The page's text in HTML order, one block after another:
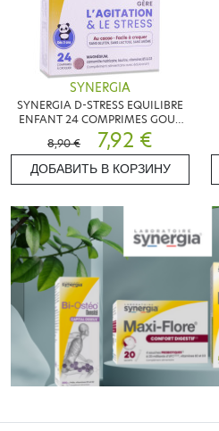
SYNERGIA
SYNERGIA D-STRESS EQUILIBRE
ENFANT 24 COMPRIMES GOUT
CACAO
8,90 € 7,92 €
ДОБАВИТЬ В КОРЗИНУ